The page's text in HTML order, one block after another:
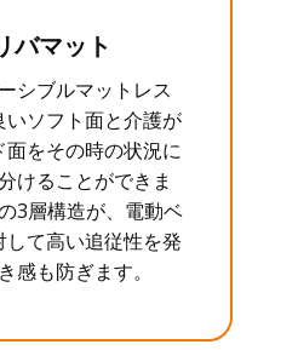
バマット
シブルマットレス
いソフト面と介護が
面をその時の状況に
けることができま
3層構造が、電動ベ
して高い追従性を発
感も防ぎます。